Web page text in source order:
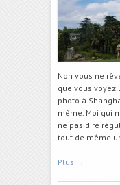
Non vous ne
que vous voyez
photo à
même. Moi qui
ne pas dire
tout de même
Plus →